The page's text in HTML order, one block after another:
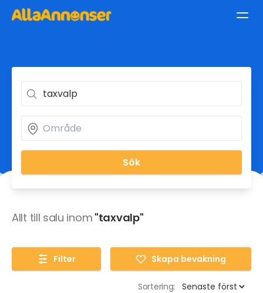
Sök
Allt till salu inom "taxvalp"
Filter Skapa bevakning
Sortering: